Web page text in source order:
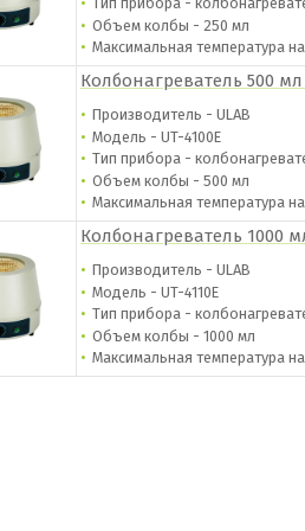
Объем колбы - 250 мл
Максимальная температура
Колбонагреватель 500 мл
Производитель - ULAB
Модель - UT-4100E
Тип прибора -
Объем колбы - 500 мл
Максимальная температура
Колбонагреватель 1000
Производитель - ULAB
Модель - UT-4110E
Тип прибора -
Объем колбы - 1000 мл
Максимальная температура